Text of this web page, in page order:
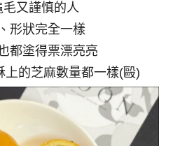
毛又謹慎的人
形狀完全一樣
都塗得票漂亮亮
上的芝麻數量都一樣(毆)